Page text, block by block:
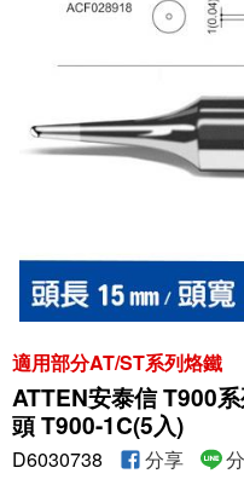
適用部分AT/ST系列烙鐵
ATTEN安泰信 T900
頭 T900-1C(5入)
D6030738 分享